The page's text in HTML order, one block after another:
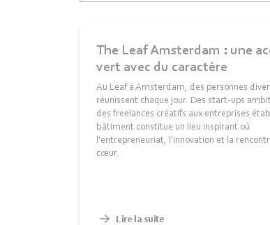
The Leaf Amsterdam : une
vert avec du caractère
Au Leaf à Amsterdam, des personnes
réunissent chaque jour. Des start-ups
des freelances créatifs aux entreprises
bâtiment constitue un lieu inspirant où
l'entrepreneuriat, l'innovation et la
cœur.
Lire la suite